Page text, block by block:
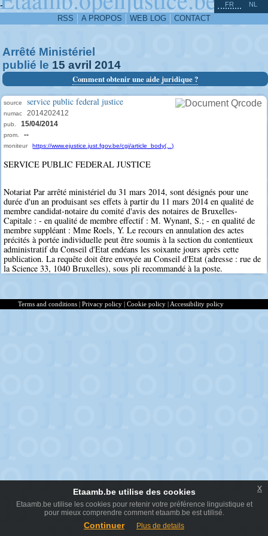
-
RSS A PROPOS WEB LOG CONTACT
FR NL
Arrêté Ministériel
publié le 15 avril 2014
Comment obtenir une aide juridique ?
source service public federal justice
numac 2014202412
pub. 15/04/2014
prom. --
moniteur https://www.ejustice.just.fgov.be/cgi/article_body(...)
SERVICE PUBLIC FEDERAL JUSTICE
Notariat Par arrêté ministériel du 31 mars 2014, sont désignés pour une
durée d'un an produisant ses effets à partir du 11 mars 2014 en qualité de
membre candidat-notaire du comité d'avis des notaires de Bruxelles-
Capitale : - en qualité de membre effectif : M. Wynant, S.; - en qualité de
membre suppléant : Mme Roels, Y. Le recours en annulation des actes
précités à portée individuelle peut être soumis à la section du contentieux
administratif du Conseil d'Etat endéans les soixante jours après cette
publication. La requête doit être envoyée au Conseil d'Etat (adresse : rue de
la Science 33, 1040 Bruxelles), sous pli recommandé à la poste.
^
Terms and conditions | Privacy policy | Cookie policy | Accessibility policy
Etaamb.be utilise des cookies
Etaamb.be utilise les cookies pour retenir votre préférence linguistique et
pour mieux comprendre comment etaamb.be est utilisé.
Continuer Plus de details
x